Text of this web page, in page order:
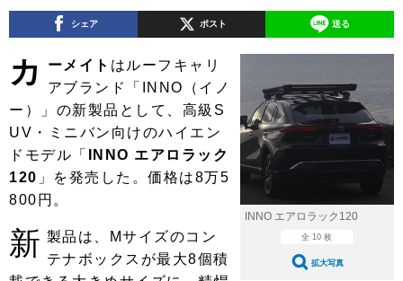
中国 四国
九州
注目の記事
ショップレポート 愛車 File
自動車豆知識 ストップ！不具合修理＆粗悪修理
ディテイリング
ディテイリング
コーティング
フィルム・ラッピング
鈑金・塗装
防錆
ストップ 不具合修理＆粗悪修理
カーメーカー「旧車」関連プロジェ
クト
ショップ紹介
シェア ポスト 送る
INNO エアロラック120
全 10 枚
拡大写真
カ ーメイト はルーフキャリ
アブランド「INNO（イノ
ー）」の新製品として、高級S
UV・ミニバン向けのハイエン
ドモデル「
INNO エアロラック
120 」を発売した。価格は8万5
800円。
新 製品は、Mサイズのコン
テナボックスが最大8個積